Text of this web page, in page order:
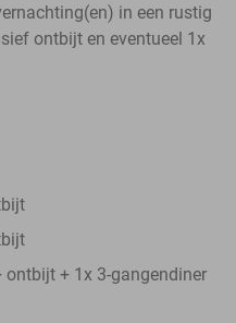
in een rustig
ontbijt en eventueel 1x
+ 1x 3-gangendiner